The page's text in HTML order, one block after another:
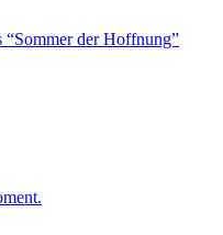
“Sommer der Hoffnung”